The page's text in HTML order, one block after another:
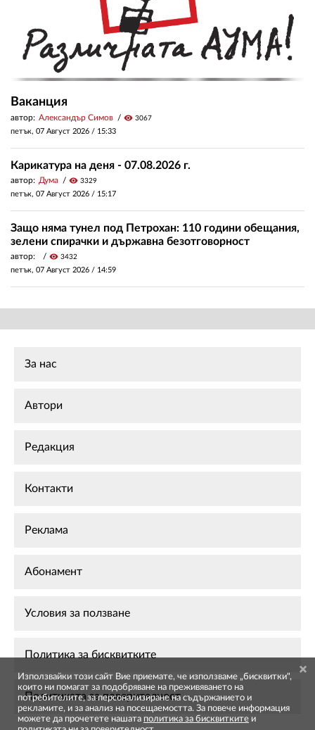
Ваканция
автор: Александър Симов visibility 3067
петък, 07 Август 2026 / 15:33
Карикатура на деня - 07.08.2026 г.
автор: Дума visibility 3329
петък, 07 Август 2026 / 15:17
Защо няма тунел под Петрохан: 110 години обещания,
зелени спирачки и държавна безотговорност
автор: visibility 3432
петък, 07 Август 2026 / 14:59
За нас
Автори
Редакция
Контакти
Реклама
Абонамент
Условия за ползване
Политика за бисквитките
Политиката за поверителност
Използвайки този сайт Вие приемате, че използваме „бисквитки",
които ни помагат за подобряване на преживяването на
потребителите, за персонализиране на съдържанието и
рекламите, и за анализ на посещаемостта. За повече информация
можете да прочетете нашата политика за бисквитките и